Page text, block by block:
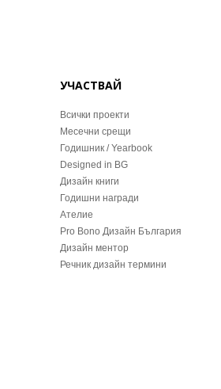
УЧАСТВАЙ
Всички проекти
Месечни срещи
Годишник / Yearbook
Designed in BG
Дизайн книги
Годишни награди
Ателие
Pro Bono Дизайн България
Дизайн ментор
Речник дизайн термини